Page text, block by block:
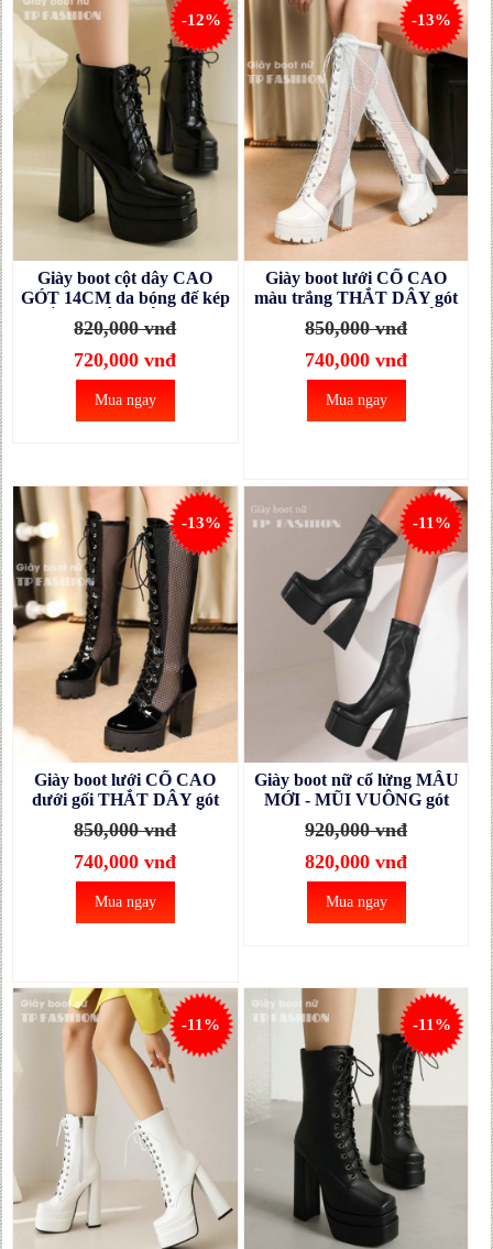
-12%
Giày boot cột dây CAO
GÓT 14CM da bóng đế kép
CHẮC CHÂN TÔN DÁNG
GBN20A
820,000 vnđ
720,000 vnđ
Mua ngay
-13%
Giày boot lưới CỔ CAO
màu trắng THẮT DÂY gót
vuông 11cm SEXY HIỆN
ĐẠI GCC40B
850,000 vnđ
740,000 vnđ
Mua ngay
-13%
Giày boot lưới CỔ CAO
dưới gối THẮT DÂY gót
vuông 11cm SEXY HIỆN
ĐẠI GCC40A
850,000 vnđ
740,000 vnđ
Mua ngay
-11%
Giày boot nữ cổ lửng MẪU
MỚI - MŨI VUÔNG gót
vuông 14.5CM ĐƠN GIẢN-
HIỆN ĐẠI GBN62A
920,000 vnđ
820,000 vnđ
Mua ngay
-11% -11%